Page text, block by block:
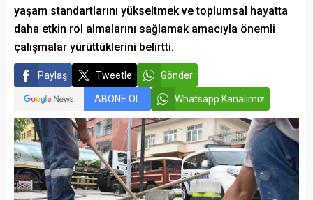
yaşam standartlarını yükseltmek ve toplumsal hayatta
daha etkin rol almalarını sağlamak amacıyla önemli
çalışmalar yürüttüklerini belirtti.
Paylaş Tweetle Gönder
ABONE OL Whatsapp Kanalımız